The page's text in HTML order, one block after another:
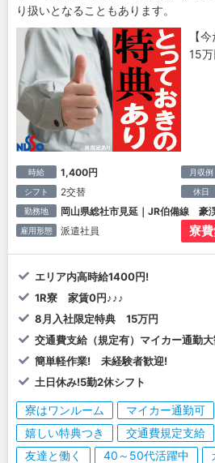
り扱いとなることもあります。
【
15
時給 1,400円 月収例
シフト 2交替 休日
勤務地 岡山県総社市見延｜JR伯備線 豪
雇用形態 派遣社員 寮
エリア内高時給1400円!
1R寮 家賃0円♪♪♪
8月入社限定特典 15万円
交通費支給（規定有）マイカー通勤
簡単軽作業! 未経験者歓迎!
土日休み!5勤2休シフト
寮はワンルーム マイカー通勤可
嬉しい特典つき
交通費規定支給
友達と働く
40～50代活躍中